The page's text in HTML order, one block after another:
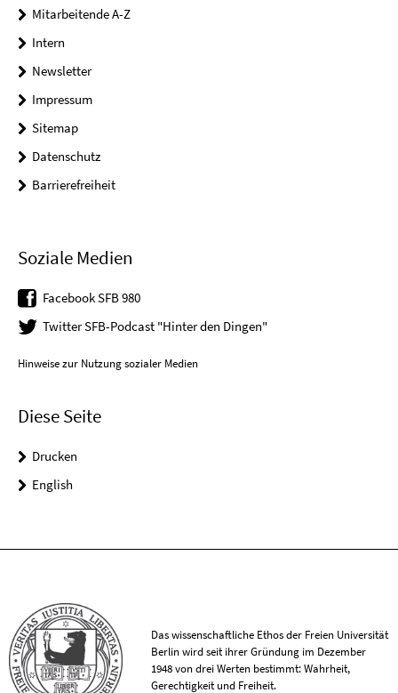
Mitarbeitende A-Z
Intern
Newsletter
Impressum
Sitemap
Datenschutz
Barrierefreiheit
Soziale Medien
Facebook SFB 980
Twitter SFB-Podcast "Hinter den Dingen"
Hinweise zur Nutzung sozialer Medien
Diese Seite
Drucken
English
Das wissenschaftliche Ethos der Freien Universität
Berlin wird seit ihrer Gründung im Dezember
1948 von drei Werten bestimmt: Wahrheit,
Gerechtigkeit und Freiheit.